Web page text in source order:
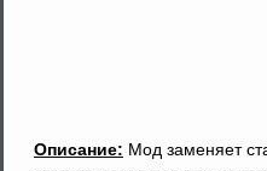
Описание: Мод заменяет